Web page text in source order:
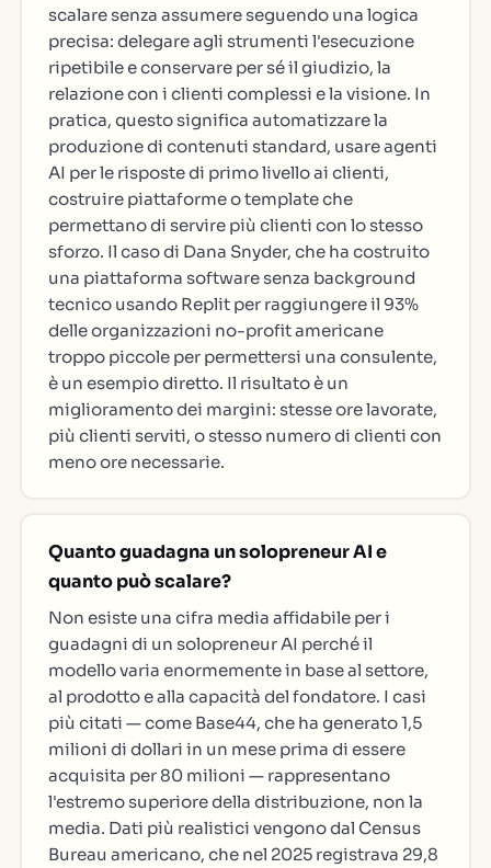
scalare senza assumere seguendo una logica
precisa: delegare agli strumenti l'esecuzione
ripetibile e conservare per sé il giudizio, la
relazione con i clienti complessi e la visione. In
pratica, questo significa automatizzare la
produzione di contenuti standard, usare agenti
AI per le risposte di primo livello ai clienti,
costruire piattaforme o template che
permettano di servire più clienti con lo stesso
sforzo. Il caso di Dana Snyder, che ha costruito
una piattaforma software senza background
tecnico usando Replit per raggiungere il 93%
delle organizzazioni no-profit americane
troppo piccole per permettersi una consulente,
è un esempio diretto. Il risultato è un
miglioramento dei margini: stesse ore lavorate,
più clienti serviti, o stesso numero di clienti con
meno ore necessarie.
Quanto guadagna un solopreneur AI e
quanto può scalare?
Non esiste una cifra media affidabile per i
guadagni di un solopreneur AI perché il
modello varia enormemente in base al settore,
al prodotto e alla capacità del fondatore. I casi
più citati — come Base44, che ha generato 1,5
milioni di dollari in un mese prima di essere
acquisita per 80 milioni — rappresentano
l'estremo superiore della distribuzione, non la
media. Dati più realistici vengono dal Census
Bureau americano, che nel 2025 registrava 29,8